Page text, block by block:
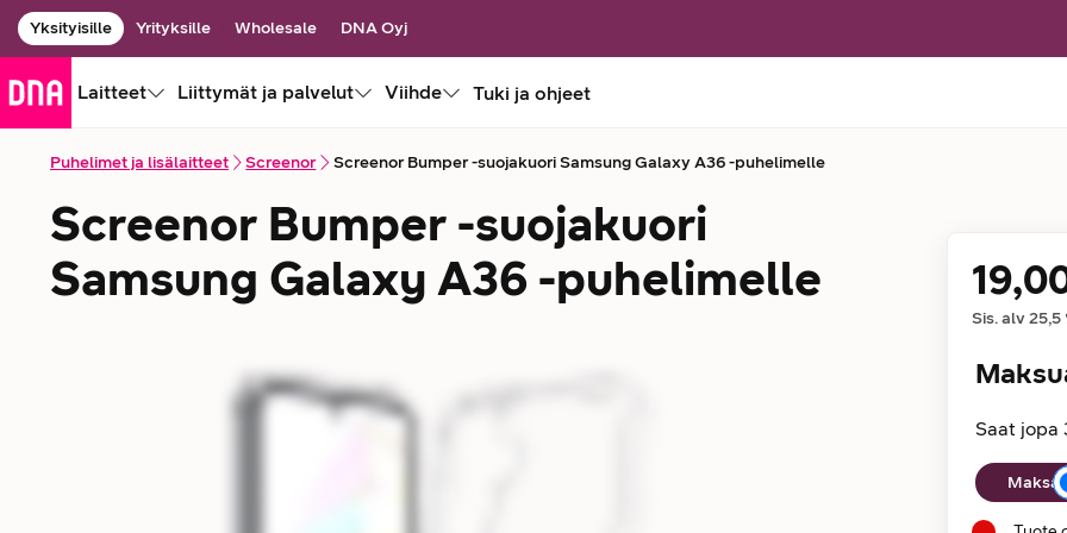
Yksityisille Yrityksille Wholesale DNA Oyj
Laitteet Liittymät ja palvelut Viihde Tuki ja ohjeet
Puhelimet ja lisälaitteet Screenor Screenor Bumper -suojakuori Samsung Galaxy A36 -puhelimelle
Screenor Bumper -suojakuori
Samsung Galaxy A36 -puhelimelle
Sis. alv 25,5
Saat jopa
Maksuaika